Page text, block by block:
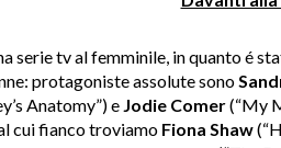
serie tv al femminile, in quanto é
protagoniste assolute sono
Anatomy”) eJodie Comer(“My
cui fianco troviamo Fiona Shaw